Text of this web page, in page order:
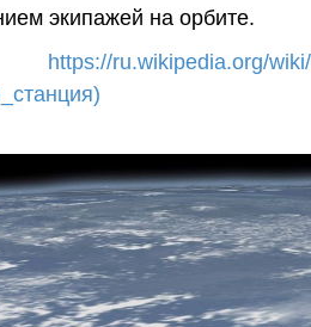
экипажей на орбите.
https://ru.wikipedia.org/wiki/